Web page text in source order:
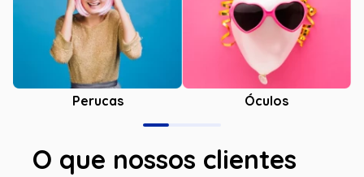
Perucas Óculos
O que nossos clientes